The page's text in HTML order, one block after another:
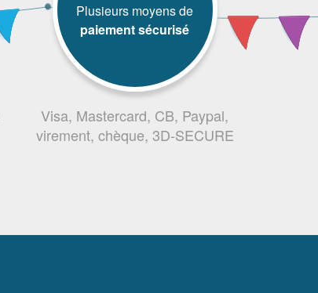
Plusieurs moyens de
paiement sécurisé
Visa, Mastercard, CB, Paypal,
virement, chèque, 3D-SECURE